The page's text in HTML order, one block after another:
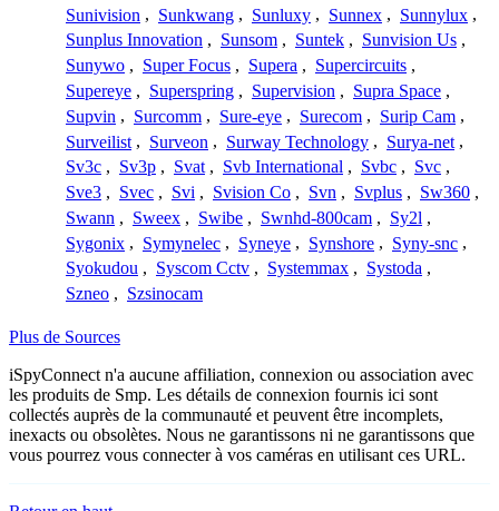
Sunivision , Sunkwang , Sunluxy , Sunnex , Sunnylux ,
Sunplus Innovation , Sunsom , Suntek , Sunvision Us ,
Sunywo , Super Focus , Supera , Supercircuits ,
Supereye , Superspring , Supervision , Supra Space ,
Supvin , Surcomm , Sure-eye , Surecom , Surip Cam ,
Surveilist , Surveon , Surway Technology , Surya-net ,
Sv3c , Sv3p , Svat , Svb International , Svbc , Svc ,
Sve3 , Svec , Svi , Svision Co , Svn , Svplus , Sw360 ,
Swann , Sweex , Swibe , Swnhd-800cam , Sy2l ,
Sygonix , Symynelec , Syneye , Synshore , Syny-snc ,
Syokudou , Syscom Cctv , Systemmax , Systoda ,
Szneo , Szsinocam
Plus de Sources
iSpyConnect n'a aucune affiliation, connexion ou association avec
les produits de Smp. Les détails de connexion fournis ici sont
collectés auprès de la communauté et peuvent être incomplets,
inexacts ou obsolètes. Nous ne garantissons ni ne garantissons que
vous pourrez vous connecter à vos caméras en utilisant ces URL.